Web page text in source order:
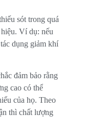
sót trong quá
Ví dụ: nếu
dụng giảm khí
đảm bảo rằng
cao có thể
của họ. Theo
thì chất lượng